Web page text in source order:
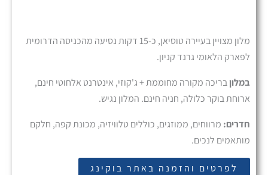
מלון מצויין בעיירה טוסיאן, כ-15 דקות נסיעה מהכניסה הדרומית
לפארק הלאומי גרנד קניון.
במלוןבריכה מקורה מחוממת + ג'קוזי, אינטרנט אלחוטי חינם,
ארוחת בוקר כלולה, חניה חינם. המלון נגיש.
חדרים: מרווחים, ממוזגים, כוללים טלוויזיה, מכונת קפה, חלקם
מותאמים לנכים.
לפרטים והזמנה באתר בוקינג